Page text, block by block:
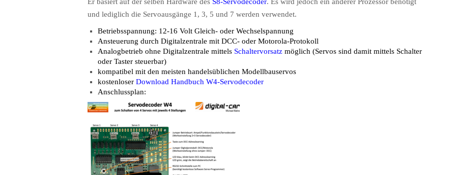
und lediglich die Servoausgänge 1, 3, 5 und 7 werden verwendet.
Betriebsspannung: 12-16 Volt Gleich- oder Wechselspannung
Ansteuerung durch Digitalzentrale mit DCC- oder Motorola-Protokoll
Analogbetrieb ohne Digitalzentrale mittels Schaltervorsatz möglich (Servos sind damit mittels Schalter
oder Taster steuerbar)
kompatibel mit den meisten handelsüblichen Modellbauservos
kostenloser Download Handbuch W4-Servodecoder
Anschlussplan: